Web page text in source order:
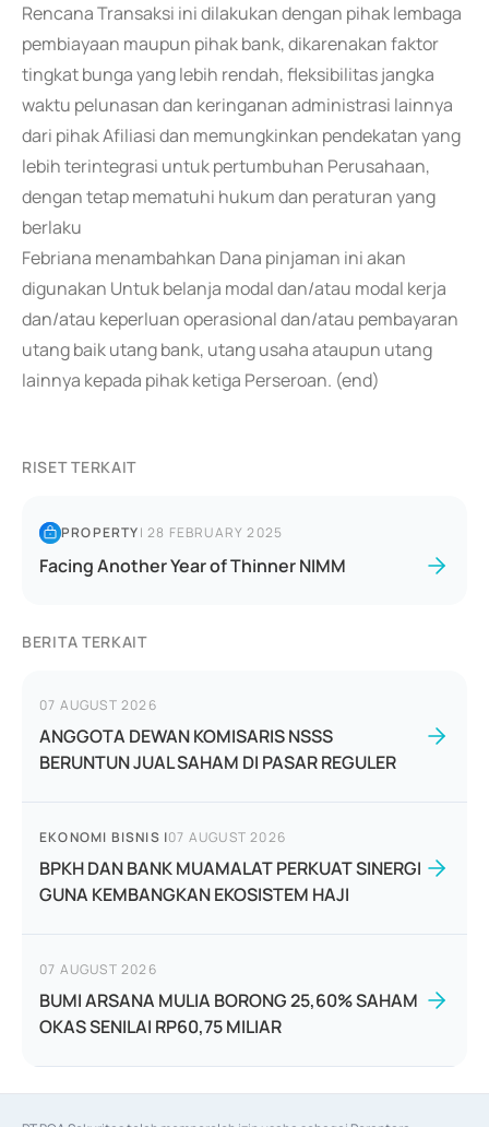
Rencana Transaksi ini dilakukan dengan pihak lembaga
pembiayaan maupun pihak bank, dikarenakan faktor
tingkat bunga yang lebih rendah, fleksibilitas jangka
waktu pelunasan dan keringanan administrasi lainnya
dari pihak Afiliasi dan memungkinkan pendekatan yang
lebih terintegrasi untuk pertumbuhan Perusahaan,
dengan tetap mematuhi hukum dan peraturan yang
berlaku
Febriana menambahkan Dana pinjaman ini akan
digunakan Untuk belanja modal dan/atau modal kerja
dan/atau keperluan operasional dan/atau pembayaran
utang baik utang bank, utang usaha ataupun utang
lainnya kepada pihak ketiga Perseroan. (end)
RISET TERKAIT
PROPERTY|28 FEBRUARY 2025
Facing Another Year of Thinner NIMM
BERITA TERKAIT
07 AUGUST 2026
ANGGOTA DEWAN KOMISARIS NSSS
BERUNTUN JUAL SAHAM DI PASAR REGULER
EKONOMI BISNIS |07 AUGUST 2026
BPKH DAN BANK MUAMALAT PERKUAT SINERGI
GUNA KEMBANGKAN EKOSISTEM HAJI
07 AUGUST 2026
BUMI ARSANA MULIA BORONG 25,60% SAHAM
OKAS SENILAI RP60,75 MILIAR